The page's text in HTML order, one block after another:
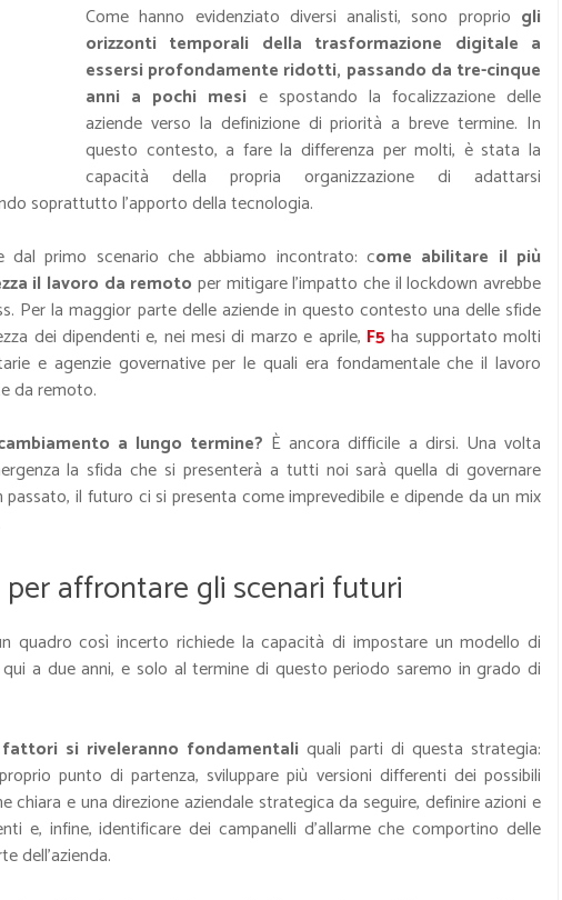
Come hanno evidenziato diversi analisti, sono proprio gli
orizzonti temporali della trasformazione digitale a
essersi profondamente ridotti, passando da tre-cinque
anni a pochi mesi e spostando la focalizzazione delle
aziende verso la definizione di priorità a breve termine. In
questo contesto, a fare la differenza per molti, è stata la
capacità della propria organizzazione di adattarsi
soprattutto l’apporto della tecnologia.
primo scenario che abbiamo incontrato: come abilitare il più
il lavoro da remoto per mitigare l’impatto che il lockdown avrebbe
Per la maggior parte delle aziende in questo contesto una delle sfide
dei dipendenti e, nei mesi di marzo e aprile, F5 ha supportato molti
e agenzie governative per le quali era fondamentale che il lavoro
da remoto.
a lungo termine? È ancora difficile a dirsi. Una volta
la sfida che si presenterà a tutti noi sarà quella di governare
il futuro ci si presenta come imprevedibile e dipende da un mix
affrontare gli scenari futuri
quadro così incerto richiede la capacità di impostare un modello di
a due anni, e solo al termine di questo periodo saremo in grado di
si riveleranno fondamentali quali parti di questa strategia:
punto di partenza, sviluppare più versioni differenti dei possibili
chiara e una direzione aziendale strategica da seguire, definire azioni e
e, infine, identificare dei campanelli d’allarme che comportino delle
dell’azienda.